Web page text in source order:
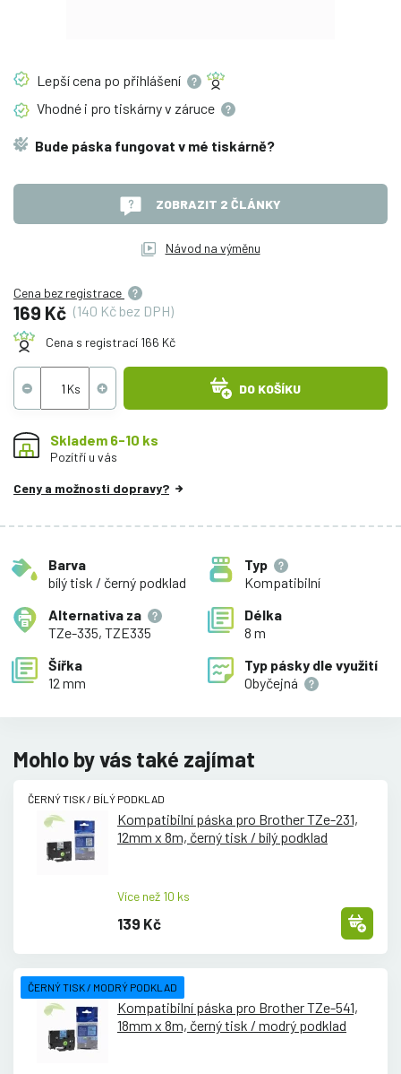
Lepší cena po přihlášení
Vhodné i pro tiskárny v záruce
Bude páska fungovat v mé tiskárně?
ZOBRAZIT 2 ČLÁNKY
Návod na výměnu
Cena bez registrace
169 Kč (140 Kč bez DPH)
Cena s registrací 166 Kč
DO KOŠÍKU
Skladem 6-10 ks
Pozítří u vás
Ceny a možnosti dopravy?
Barva
bílý tisk / černý podklad
Typ
Kompatibilní
Alternativa za
TZe-335, TZE335
Délka
8 m
Šířka
12 mm
Typ pásky dle využití
Obyčejná
Mohlo by vás také zajímat
ČERNÝ TISK / BÍLÝ PODKLAD
Kompatibilní páska pro Brother TZe-231,
12mm x 8m, černý tisk / bílý podklad
Více než 10 ks
139 Kč
ČERNÝ TISK / MODRÝ PODKLAD
Kompatibilní páska pro Brother TZe-541,
18mm x 8m, černý tisk / modrý podklad